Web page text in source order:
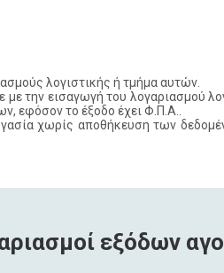
λογιστικής ή τμήμα αυτών.
την εισαγωγή του λογαριασμού
εφόσον το έξοδο έχει Φ.Π.Α..
χωρίς αποθήκευση των
εξόδων